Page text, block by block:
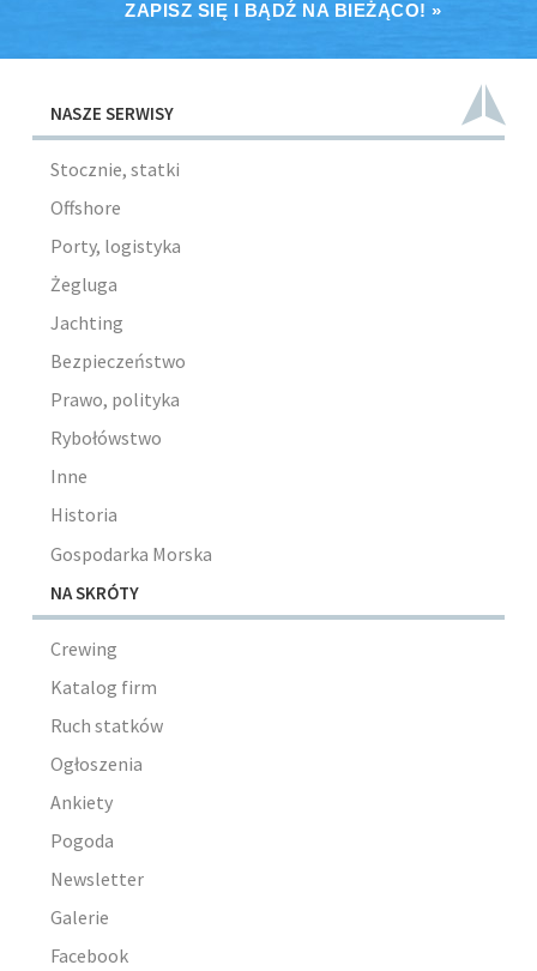
ZAPISZ SIĘ I BĄDŹ NA BIEŻĄCO! »
NASZE SERWISY
Stocznie, statki
Offshore
Porty, logistyka
Żegluga
Jachting
Bezpieczeństwo
Prawo, polityka
Rybołówstwo
Inne
Historia
Gospodarka Morska
NA SKRÓTY
Crewing
Katalog firm
Ruch statków
Ogłoszenia
Ankiety
Pogoda
Newsletter
Galerie
Facebook